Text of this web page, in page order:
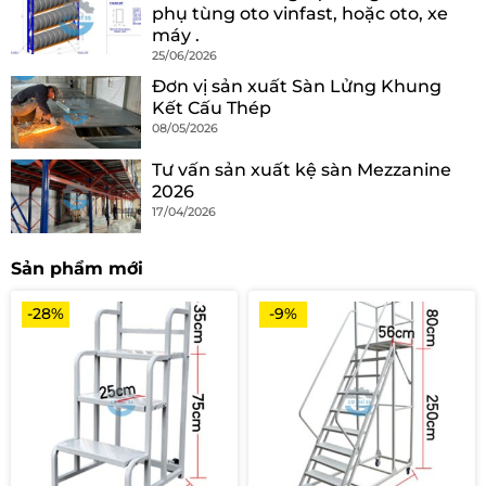
phụ tùng oto vinfast, hoặc oto, xe
máy .
25/06/2026
Đơn vị sản xuất Sàn Lửng Khung
Kết Cấu Thép
08/05/2026
Tư vấn sản xuất kệ sàn Mezzanine
2026
17/04/2026
Sản phẩm mới
-28% -9%